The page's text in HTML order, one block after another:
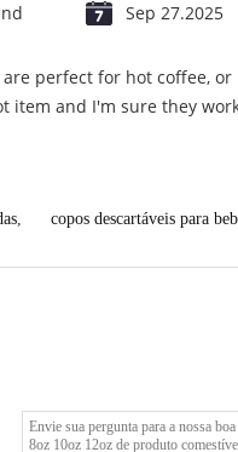
Sep 27.2025
perfect for hot coffee,
item and I'm sure they
, copos descartáveis para